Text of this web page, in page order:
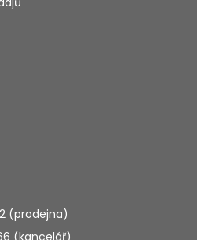
(prodejna)